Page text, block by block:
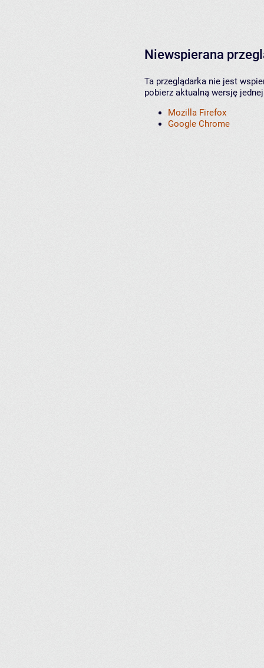
Niewspierana
Ta przeglądarka nie jest
pobierz aktualną wersję
Mozilla Firefox
Google Chrome